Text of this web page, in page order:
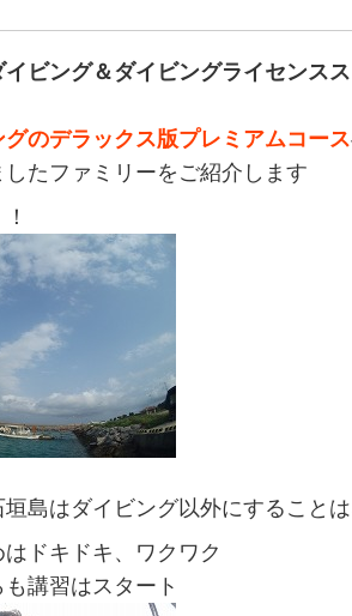
ビング＆ダイビングライセンス
のデラックス版プレミアムコース
たファミリーをご紹介します
垣島はダイビング以外にすること
ドキドキ、ワクワク
講習はスタート